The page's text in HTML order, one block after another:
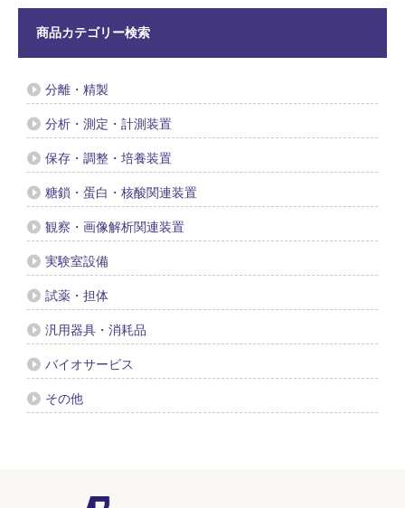
商品カテゴリー検索
分離・精製
分析・測定・計測装置
保存・調整・培養装置
糖鎖・蛋白・核酸関連装置
観察・画像解析関連装置
実験室設備
試薬・担体
汎用器具・消耗品
バイオサービス
その他